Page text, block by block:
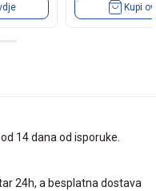
Kupi
14 dana od isporuke.
24h, a besplatna dostava